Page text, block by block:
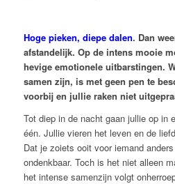
Hoge pieken, diepe dalen. Dan
afstandelijk. Op de intens mooie
hevige emotionele uitbarstingen.
samen zijn, is met geen pen te
voorbij en jullie raken niet
Tot diep in de nacht gaan jullie op in
één. Jullie vieren het leven en de
Dat je zoiets ooit voor iemand
ondenkbaar. Toch is het niet alleen
het intense samenzijn volgt